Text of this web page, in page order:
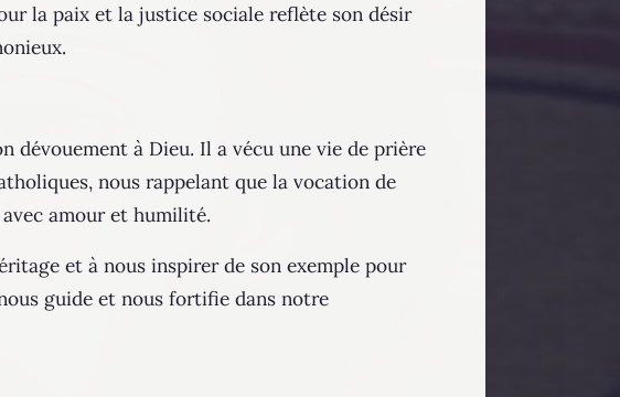
la paix et la justice sociale reflète son désir
dévouement à Dieu. Il a vécu une vie de prière
nous rappelant que la vocation de
amour et humilité.
et à nous inspirer de son exemple pour
guide et nous fortifie dans notre